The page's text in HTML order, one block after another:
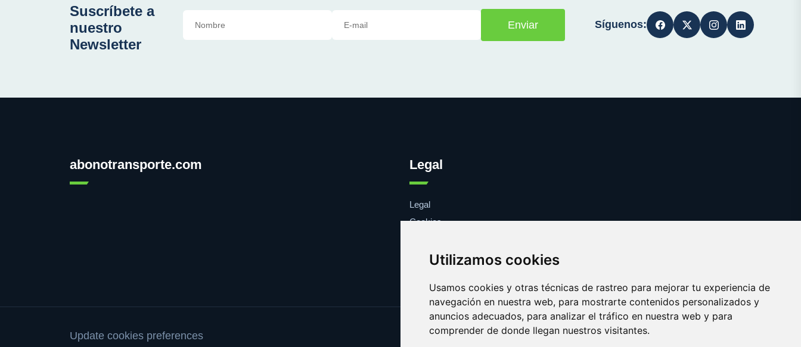
Utilizamos cookies
Usamos cookies y otras técnicas de rastreo para mejorar tu experiencia de
navegación en nuestra web, para mostrarte contenidos personalizados y
anuncios adecuados, para analizar el tráfico en nuestra web y para
comprender de donde llegan nuestros visitantes.
Suscríbete a
nuestro
Newsletter
Enviar Síguenos:
abonotransporte.com Legal
Legal
Cookies
Update cookies preferences
Copyright © 2025